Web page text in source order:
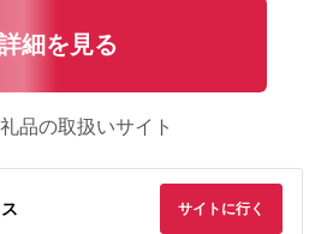
細を見る
品の取扱いサイト
サイトに行く